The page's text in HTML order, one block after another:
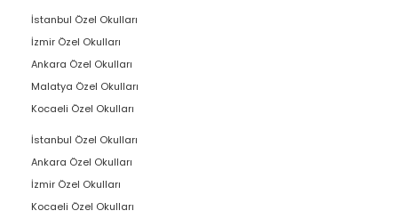
İstanbul Özel Okulları
İzmir Özel Okulları
Ankara Özel Okulları
Malatya Özel Okulları
Kocaeli Özel Okulları
İstanbul Özel Okulları
Ankara Özel Okulları
İzmir Özel Okulları
Kocaeli Özel Okulları